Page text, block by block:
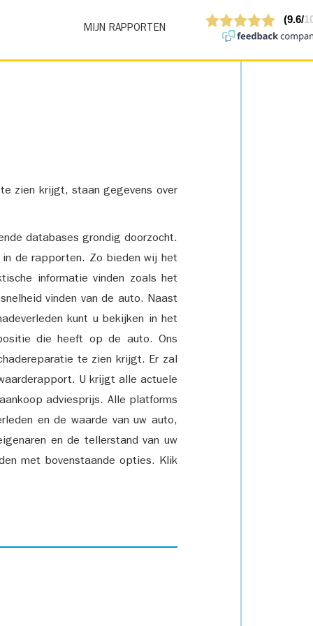
MIJN RAPPORTEN
zien krijgt, staan gegevens over
databases grondig doorzocht.
de rapporten. Zo bieden wij het
informatie vinden zoals het
vinden van de auto. Naast
kunt u bekijken in het
die heeft op de auto. Ons
te zien krijgt. Er zal
U krijgt alle actuele
adviesprijs. Alle platforms
en de waarde van uw auto,
en de tellerstand van uw
met bovenstaande opties. Klik